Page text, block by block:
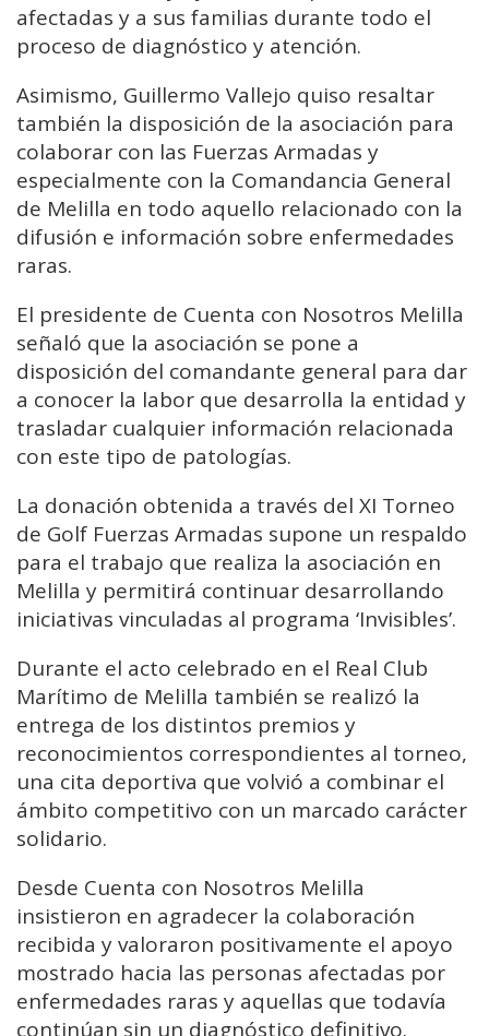
afectadas y a sus familias durante todo el
proceso de diagnóstico y atención.
Asimismo, Guillermo Vallejo quiso resaltar
también la disposición de la asociación para
colaborar con las Fuerzas Armadas y
especialmente con la Comandancia General
de Melilla en todo aquello relacionado con la
difusión e información sobre enfermedades
raras.
El presidente de Cuenta con Nosotros Melilla
señaló que la asociación se pone a
disposición del comandante general para dar
a conocer la labor que desarrolla la entidad y
trasladar cualquier información relacionada
con este tipo de patologías.
La donación obtenida a través del XI Torneo
de Golf Fuerzas Armadas supone un respaldo
para el trabajo que realiza la asociación en
Melilla y permitirá continuar desarrollando
iniciativas vinculadas al programa ‘Invisibles’.
Durante el acto celebrado en el Real Club
Marítimo de Melilla también se realizó la
entrega de los distintos premios y
reconocimientos correspondientes al torneo,
una cita deportiva que volvió a combinar el
ámbito competitivo con un marcado carácter
solidario.
Desde Cuenta con Nosotros Melilla
insistieron en agradecer la colaboración
recibida y valoraron positivamente el apoyo
mostrado hacia las personas afectadas por
enfermedades raras y aquellas que todavía
continúan sin un diagnóstico definitivo.